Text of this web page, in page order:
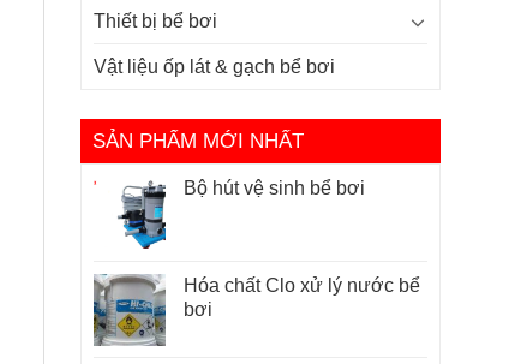
Thiết bị bể bơi
Vật liệu ốp lát & gạch bể bơi
SẢN PHẨM MỚI NHẤT
Bộ hút vệ sinh bể bơi
Hóa chất Clo xử lý nước bể
bơi